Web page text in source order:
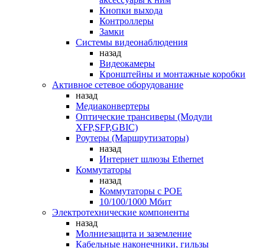
Кнопки выхода
Контроллеры
Замки
Системы видеонаблюдения
назад
Видеокамеры
Кронштейны и монтажные коробки
Активное сетевое оборудование
назад
Медиаконвертеры
Оптические трансиверы (Модули
XFP,SFP,GBIC)
Роутеры (Маршрутизаторы)
назад
Интернет шлюзы Ethernet
Коммутаторы
назад
Коммутаторы c POE
10/100/1000 Мбит
Электротехнические компоненты
назад
Молниезащита и заземление
Кабельные наконечники, гильзы